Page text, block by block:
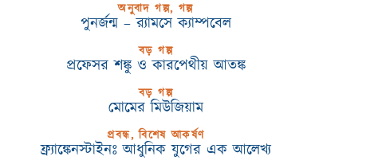
অনুবাদ গল্প, গল্প
পুনর্জন্ম – র‍্যামসে ক্যাম্পবেল
বড় গল্প
প্রফেসর শঙ্কু ও কারপেথীয় আতঙ্ক
বড় গল্প
মোমের মিউজিয়াম
প্রবন্ধ, বিশেষ আকর্ষণ
ফ্র্যাঙ্কেনস্টাইনঃ আধুনিক যুগের এক আলেখ্য